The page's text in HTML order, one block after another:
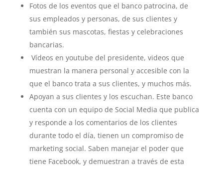
Fotos de los eventos que el banco patrocina, de
sus empleados y personas, de sus clientes y
también sus mascotas, fiestas y celebraciones
bancarias.
Vídeos en youtube del presidente, videos que
muestran la manera personal y accesible con la
que el banco trata a sus clientes, y muchos más.
Apoyan a sus clientes y los escuchan. Este banco
cuenta con un equipo de Social Media que publica
y responde a los comentarios de los clientes
durante todo el día, tienen un compromiso de
marketing social. Saben manejar el poder que
tiene Facebook, y demuestran a través de esta